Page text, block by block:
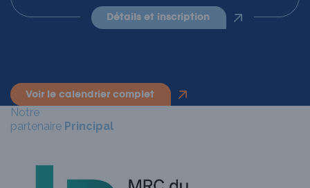
détails et inscription
voir le calendrier complet
Notre
partenaire Principal